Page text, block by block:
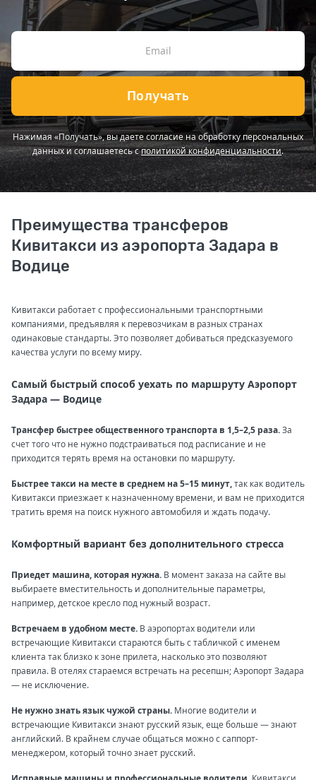
Получать
Нажимая «Получать», вы даете согласие на обработку персональных
данных и соглашаетесь сполитикой конфиденциальности.
Преимущества трансферов
Кивитакси из аэропорта Задара в
Водице
Кивитакси работает с профессиональными транспортными
компаниями, предъявляя к перевозчикам в разных странах
одинаковые стандарты. Это позволяет добиваться предсказуемого
качества услуги по всему миру.
Самый быстрый способ уехать по маршруту Аэропорт
Задара — Водице
Трансфер быстрее общественного транспорта в 1,5–2,5 раза.За
счет того что не нужно подстраиваться под расписание и не
приходится терять время на остановки по маршруту.
Быстрее такси на месте в среднем на 5–15 минут,так как водитель
Кивитакси приезжает к назначенному времени, и вам не приходится
тратить время на поиск нужного автомобиля и ждать подачу.
Комфортный вариант без дополнительного стресса
Приедет машина, которая нужна. В момент заказа на сайте вы
выбираете вместительность и дополнительные параметры,
например, детское кресло под нужный возраст.
Встречаем в удобном месте. В аэропортах водители или
встречающие Кивитакси стараются быть с табличкой с именем
клиента так близко к зоне прилета, насколько это позволяют
правила. В отелях стараемся встречать на ресепшн; Аэропорт Задара
— не исключение.
Не нужно знать язык чужой страны. Многие водители и
встречающие Кивитакси знают русский язык, еще больше — знают
английский. В крайнем случае общаться можно с саппорт-
менеджером, который точно знает русский.